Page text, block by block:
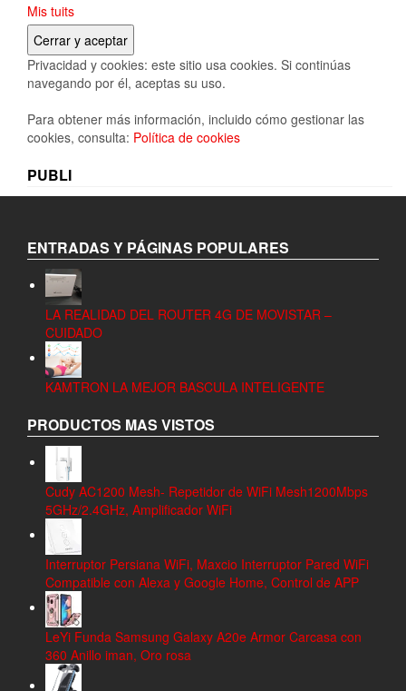
Mis tuits
Privacidad y cookies: este sitio usa cookies. Si continúas
navegando por él, aceptas su uso.
Para obtener más información, incluido cómo gestionar las
cookies, consulta: Política de cookies
PUBLI
ENTRADAS Y PÁGINAS POPULARES
LA REALIDAD DEL ROUTER 4G DE MOVISTAR –
CUIDADO
KAMTRON LA MEJOR BASCULA INTELIGENTE
PRODUCTOS MAS VISTOS
Cudy AC1200 Mesh- Repetidor de WiFi Mesh1200Mbps
5GHz/2.4GHz, Amplificador WiFi
Interruptor Persiana WiFi, Maxcio Interruptor Pared WiFi
Compatible con Alexa y Google Home, Control de APP
LeYi Funda Samsung Galaxy A20e Armor Carcasa con
360 Anillo iman, Oro rosa